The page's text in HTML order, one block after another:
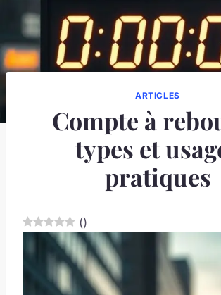
ARTICLES
Compte à
types et
pratiques
()